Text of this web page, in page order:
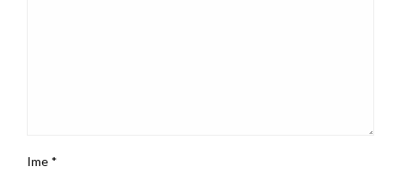
Ime *